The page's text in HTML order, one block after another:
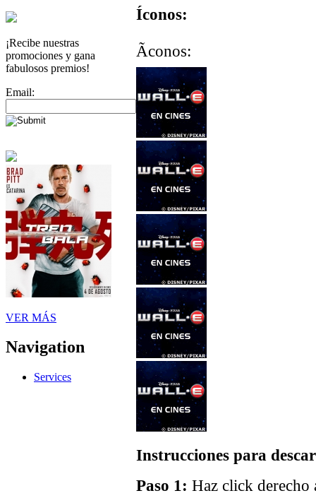
¡Recibe nuestras
promociones y gana
fabulosos premios!
Email:
VER MÁS
Navigation
Services
Íconos:
Ãconos:
Instrucciones para
Paso 1: Haz click derecho